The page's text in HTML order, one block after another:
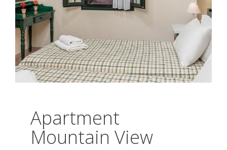
Apartment
Mountain View